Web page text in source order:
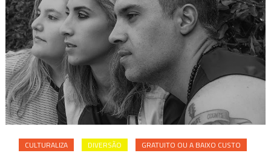
CULTURALIZA DIVERSÃO
GRATUITO OU A BAIXO CUSTO